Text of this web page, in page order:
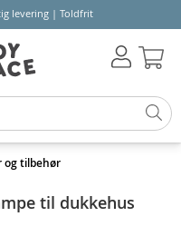
levering | Toldfrit
og tilbehør
til dukkehus